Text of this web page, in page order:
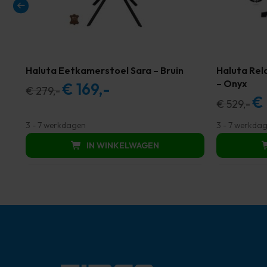
Haluta Eetkamerstoel Sara – Bruin
€279,-Oorspronkelijke
was:
€ 279,00.
€ 169,-
€ 169,00.
3 - 7 werkdagen
IN WINKELWAGEN
Haluta
– Onyx
€529,-
was:
€
€
3 - 7